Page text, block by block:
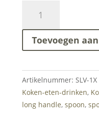
Titanium
Long
of
Spoon
met
Toevoegen
Artikelnummer: SLV-1X
Koken-eten-drinken,
long handle, spoon,